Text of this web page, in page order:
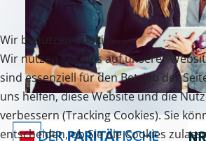
Wir benutzen Cookies
Wir nutzen Cookies auf unserer
sind essenziell für den Betrieb der
uns helfen, diese Website und die
verbessern (Tracking Cookies). Sie
entscheiden, ob Sie die Cookies